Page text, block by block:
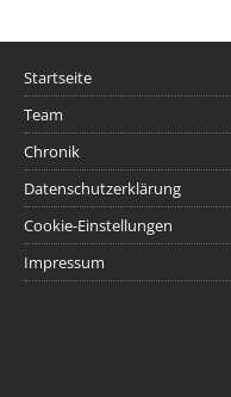
Startseite
Team
Chronik
Datenschutzerklärung
Cookie-Einstellungen
Impressum